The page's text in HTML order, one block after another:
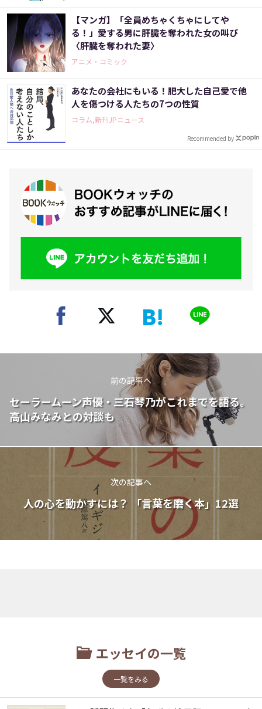
【マンガ】「全員めちゃくちゃにしてや
る！」愛する男に肝臓を奪われた女の叫び
〈肝臓を奪われた妻〉
アニメ・コミック
あなたの会社にもいる！肥大した自己愛で他
人を傷つける人たちの7つの性質
コラム,新刊JPニュース
Recommended by
前の記事へ
セーラームーン声優・三石琴乃がこれまでを語る。
高山みなみとの対談も
次の記事へ
人の心を動かすには？ 「言葉を磨く本」12選
エッセイの一覧
一覧をみる